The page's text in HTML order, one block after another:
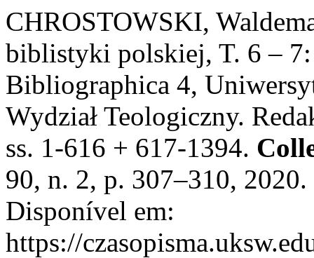
CHROSTOWSKI,
biblistyki polskiej, T. 6 –
Bibliographica 4,
Wydział Teologiczny.
ss. 1-616 + 617-1394.
90, n. 2, p. 307–310,
Disponível em:
https://